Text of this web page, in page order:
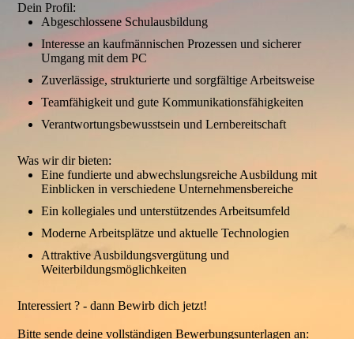
Dein Profil:
Abgeschlossene Schulausbildung
Interesse an kaufmännischen Prozessen und sicherer
Umgang mit dem PC
Zuverlässige, strukturierte und sorgfältige Arbeitsweise
Teamfähigkeit und gute Kommunikationsfähigkeiten
Verantwortungsbewusstsein und Lernbereitschaft
Was wir dir bieten:
Eine fundierte und abwechslungsreiche Ausbildung mit
Einblicken in verschiedene Unternehmensbereiche
Ein kollegiales und unterstützendes Arbeitsumfeld
Moderne Arbeitsplätze und aktuelle Technologien
Attraktive Ausbildungsvergütung und
Weiterbildungsmöglichkeiten
Interessiert ? - dann Bewirb dich jetzt!
Bitte sende deine vollständigen Bewerbungsunterlagen an: